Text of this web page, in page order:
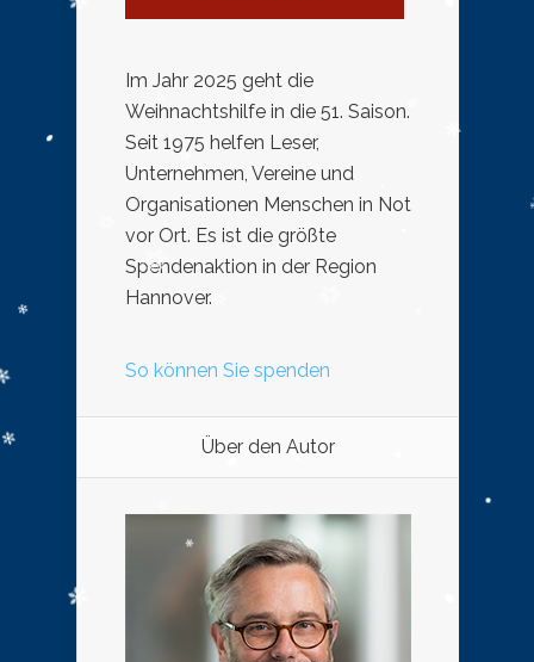
Im Jahr 2025 geht die
Weihnachtshilfe in die 51. Saison.
Seit 1975 helfen Leser,
Unternehmen, Vereine und
Organisationen Menschen in Not
vor Ort. Es ist die größte
Spendenaktion in der Region
Hannover.
So können Sie spenden
Über den Autor